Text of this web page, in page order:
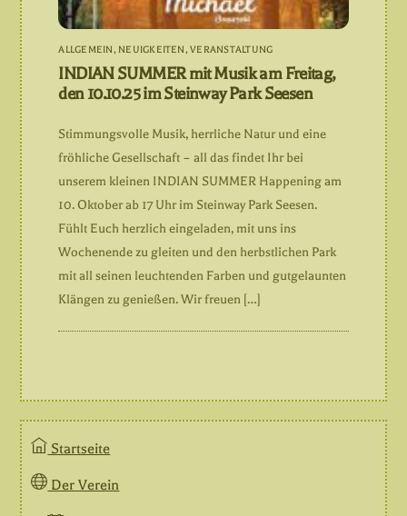
ALLGEMEIN, NEUIGKEITEN,VERANSTALTUNG
INDIAN SUMMER mit Musik am Freitag,
den 10.10.25 im Steinway Park Seesen
Stimmungsvolle Musik, herrliche Natur und eine
fröhliche Gesellschaft – all das findet Ihr bei
unserem kleinen INDIAN SUMMER Happening am
10. Oktober ab 17 Uhr im Steinway Park Seesen.
Fühlt Euch herzlich eingeladen, mit uns ins
Wochenende zu gleiten und den herbstlichen Park
mit all seinen leuchtenden Farben und gutgelaunten
Klängen zu genießen. Wir freuen […]
Startseite
Der Verein